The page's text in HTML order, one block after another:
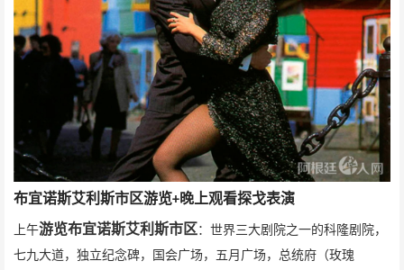
布宜诺斯艾利斯市区游览+晚上观看探戈表演
上午游览布宜诺斯艾利斯市区 ：世界三大剧院之一的科隆剧院，
七九大道，独立纪念碑，国会广场，五月广场，总统府（玫瑰